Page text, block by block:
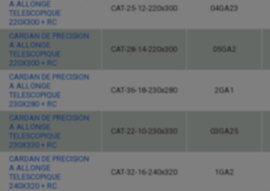
A ALLONGE
TELESCOPIQUE
220X300 + RC
CAT-25-12-220x300 04GA23
CARDAN DE PRECISION
A ALLONGE
TELESCOPIQUE
220X300 + RC
CAT-28-14-220x300 05GA2
CARDAN DE PRECISION
A ALLONGE
TELESCOPIQUE
230X280 + RC
CAT-36-18-230x280 2GA1
CARDAN DE PRECISION
A ALLONGE
TELESCOPIQUE
230X330 + RC
CAT-22-10-230x330 03GA25
CARDAN DE PRECISION
A ALLONGE
TELESCOPIQUE
240X320 + RC
CAT-32-16-240x320 1GA2